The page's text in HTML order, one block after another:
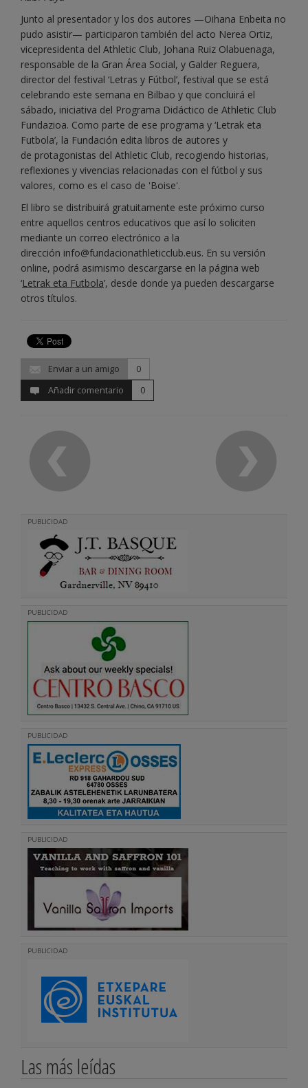
Junto al presentador y los dos autores —Oihana Enbeita no
pudo asistir— participaron también del acto Nerea Ortiz,
vicepresidenta del Athletic Club, Johana Ruiz Olabuenaga,
responsable de la Gran Área Social, y Galder Reguera,
director del festival ‘Letras y Fútbol’, festival que se está
celebrando este semana en Bilbao y que concluirá el
sábado, iniciativa del Programa Didáctico de Athletic Club
Fundazioa. Como parte de ese programa y ‘Letrak eta
Futbola’, la Fundación edita libros de autores y
de protagonistas del Athletic Club, recogiendo historias,
reflexiones y vivencias relacionadas con el fútbol y sus
valores, como es el caso de 'Boise'.
El libro se distribuirá gratuitamente este próximo curso
entre aquellos centros educativos que así lo soliciten
mediante un correo electrónico a la
dirección info@fundacionathleticclub.eus. En su versión
online, podrá asimismo descargarse en la página web
‘Letrak eta Futbola’, desde donde ya pueden descargarse
otros títulos.
Enviar a un amigo
0
Añadir comentario
0
PUBLICIDAD
PUBLICIDAD
PUBLICIDAD
PUBLICIDAD
PUBLICIDAD
Las más leídas